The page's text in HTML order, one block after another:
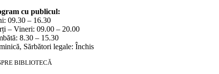
cu publicul:
09.30 – 16.30
– Vineri: 09.00 – 20.00
8.30 – 15.30
Sărbători legale: Închis
BIBLIOTECĂ